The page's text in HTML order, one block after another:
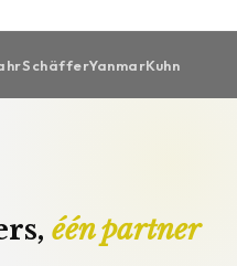
SchäfferYanmarKuhn
één partner